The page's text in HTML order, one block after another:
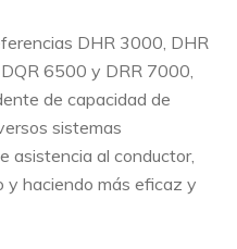
DHR 3000, DHR
6500 y DRR 7000,
de capacidad de
sistemas
asistencia al conductor,
y haciendo más eficaz y